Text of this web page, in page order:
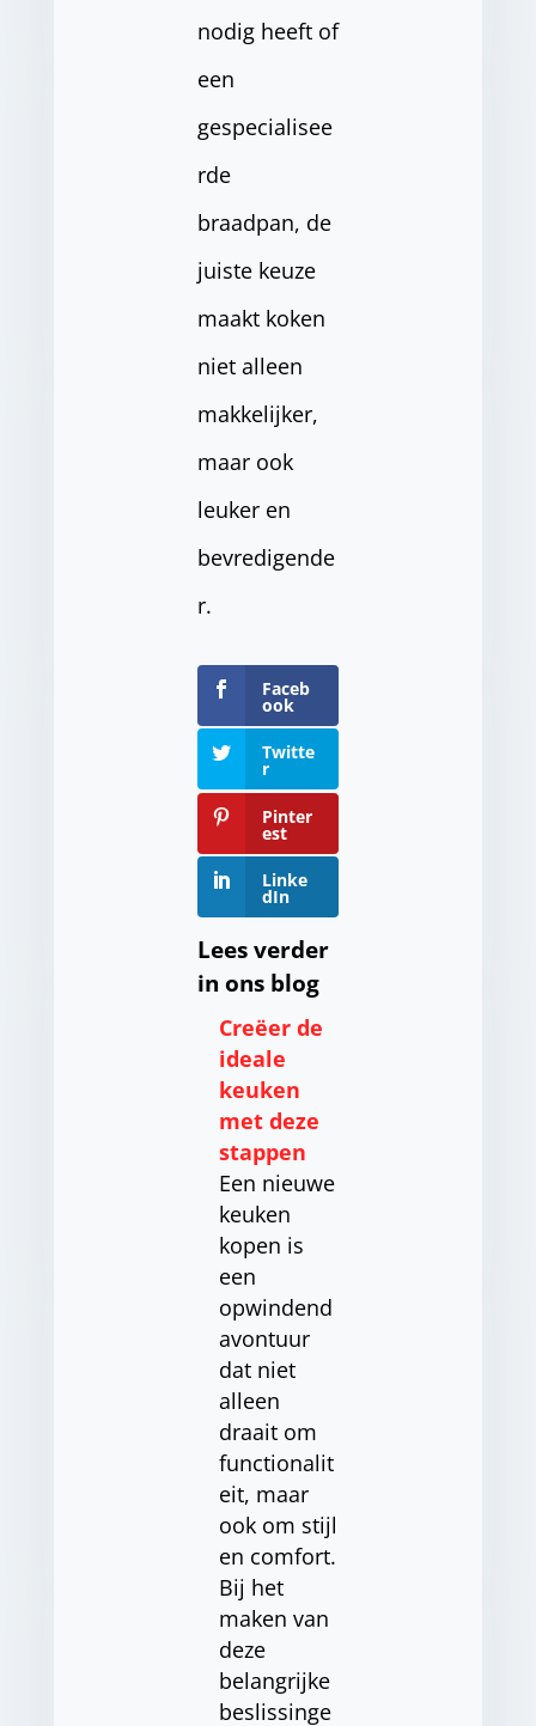
nodig heeft of
een
gespecialisee
rde
braadpan, de
juiste keuze
maakt koken
niet alleen
makkelijker,
maar ook
leuker en
bevredigende
r.
Faceb
ook
Twitte
r
Pinter
est
Linke
dIn
Lees verder
in ons blog
Creëer de
ideale
keuken
met deze
stappen
Een nieuwe
keuken
kopen is
een
opwindend
avontuur
dat niet
alleen
draait om
functionalit
eit, maar
ook om stijl
en comfort.
Bij het
maken van
deze
belangrijke
beslissinge